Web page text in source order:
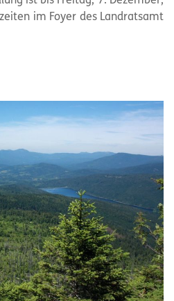
im Foyer des Landratsamt